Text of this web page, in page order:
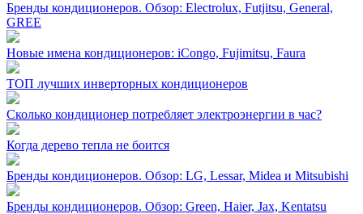
Бренды кондиционеров. Обзор: Electrolux, Futjitsu, General,
GREE
Новые имена кондиционеров: iCongo, Fujimitsu, Faura
ТОП лучших инверторных кондиционеров
Сколько кондиционер потребляет электроэнергии в час?
Когда дерево тепла не боится
Бренды кондиционеров. Обзор: LG, Lessar, Midea и Mitsubishi
Бренды кондиционеров. Обзор: Green, Haier, Jax, Kentatsu